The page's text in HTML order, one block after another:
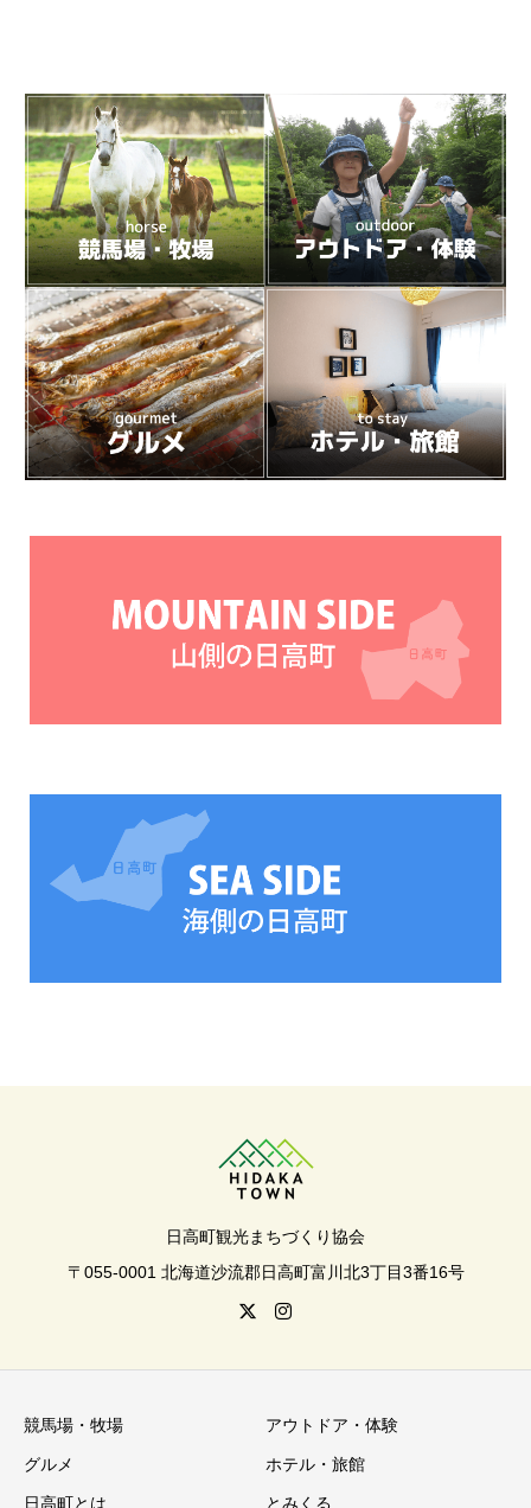
日高町観光まちづくり協会
〒055-0001 北海道沙流郡日高町富川北3丁目3番16号
競馬場・牧場 アウトドア・体験
グルメ ホテル・旅館
日高町とは とみくる